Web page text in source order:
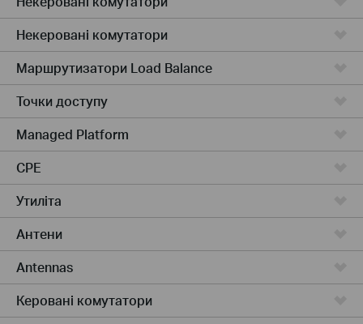
Некеровані комутатори
Маршрутизатори Load Balance
Точки доступу
Managed Platform
CPE
Утиліта
Антени
Antennas
Керовані комутатори